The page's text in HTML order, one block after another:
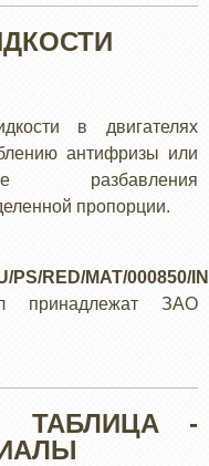
в двигателях
антифризы или
разбавления
пропорции.
PS/RED/MAT/000850/
принадлежат ЗАО
ТАБЛИЦА -